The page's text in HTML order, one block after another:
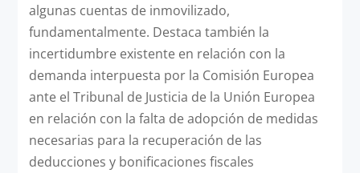
algunas cuentas de inmovilizado,
fundamentalmente. Destaca también la
incertidumbre existente en relación con la
demanda interpuesta por la Comisión Europea
ante el Tribunal de Justicia de la Unión Europea
en relación con la falta de adopción de medidas
necesarias para la recuperación de las
deducciones y bonificaciones fiscales